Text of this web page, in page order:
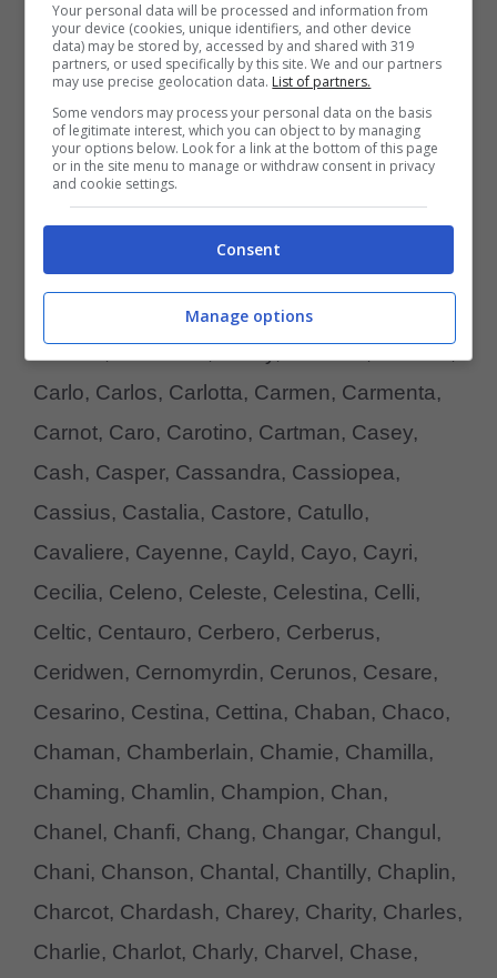
Cajun, Cake, Calaf, Calamity, Caleb,
California, Caligola, Calin, Calipso, Callas,
Callas, Calliope, Calme, Calypso, Camelia,
Camene, Camilla, Camma, Camomilla,
Campanellino, Campione, Camulos,
Canada, Candido, Candy, Capitano, Capo,
Capone, Caporale, Cappuccino,
Cappuccino, Caramella, Caramellina, Carat,
Cardea, Cardinale, Carey, Carisma, Carissa,
Carlo, Carlos, Carlotta, Carmen, Carmenta,
Carnot, Caro, Carotino, Cartman, Casey,
Cash, Casper, Cassandra, Cassiopea,
Cassius, Castalia, Castore, Catullo,
Cavaliere, Cayenne, Cayld, Cayo, Cayri,
Cecilia, Celeno, Celeste, Celestina, Celli,
Celtic, Centauro, Cerbero, Cerberus,
Ceridwen, Cernomyrdin, Cerunos, Cesare,
Cesarino, Cestina, Cettina, Chaban, Chaco,
Chaman, Chamberlain, Chamie, Chamilla,
Chaming, Chamlin, Champion, Chan,
Chanel, Chanfi, Chang, Changar, Changul,
Chani, Chanson, Chantal, Chantilly, Chaplin,
Charcot, Chardash, Charey, Charity, Charles,
Charlie, Charlot, Charly, Charvel, Chase,
Your personal data will be processed and information from
your device (cookies, unique identifiers, and other device
data) may be stored by, accessed by and shared with 319
partners, or used specifically by this site. We and our partners
may use precise geolocation data. List of partners.
Some vendors may process your personal data on the basis
of legitimate interest, which you can object to by managing
your options below. Look for a link at the bottom of this page
or in the site menu to manage or withdraw consent in privacy
and cookie settings.
Consent
Manage options